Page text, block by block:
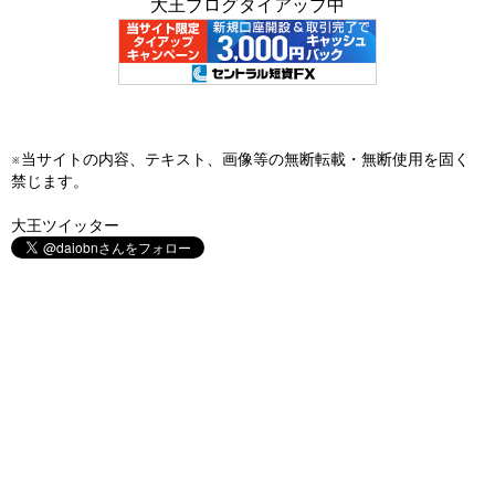
大王ブログタイアップ中
※当サイトの内容、テキスト、画像等の無断転載・無断使用を固く
禁じます。
大王ツイッター